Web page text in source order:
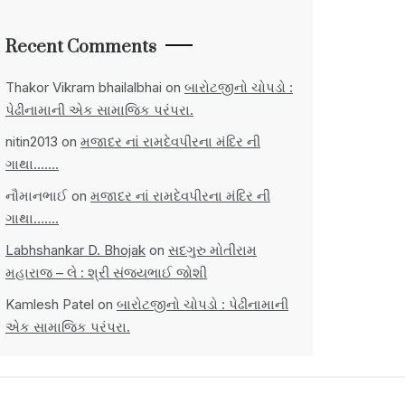
Recent Comments
Thakor Vikram bhailalbhai on બારોટજીનો ચોપડો :
પેઢીનામાની એક સામાજિક પરંપરા.
nitin2013 on મજાદર નાં રામદેવપીરના મંદિર ની
ગાથા…….
નૌમાનભાઈ on મજાદર નાં રામદેવપીરના મંદિર ની
ગાથા…….
Labhshankar D. Bhojak on સદગુરુ મોતીરામ
મહારાજ – લે : શ્રી સંજયભાઈ જોશી
Kamlesh Patel on બારોટજીનો ચોપડો : પેઢીનામાની
એક સામાજિક પરંપરા.